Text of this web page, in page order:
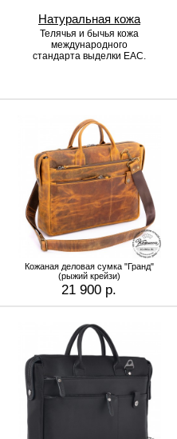
Натуральная кожа
Телячья и бычья кожа
международного
стандарта выделки EAC.
Кожаная деловая сумка "Гранд"
(рыжий крейзи)
21 900 р.